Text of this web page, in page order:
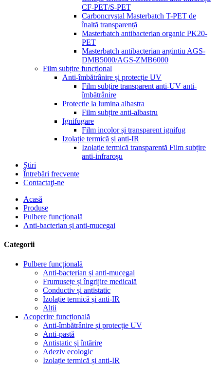
CF-PET/S-PET
Carboncrystal Masterbatch T-PET de
înaltă transparență
Masterbatch antibacterian organic PK20-
PET
Masterbatch antibacterian argintiu AGS-
DMB5000/AGS-ZMB6000
Film subțire funcțional
Anti-îmbătrânire și protecție UV
Film subțire transparent anti-UV anti-
îmbătrânire
Protectie la lumina albastra
Film subțire anti-albastru
Ignifugare
Film incolor și transparent ignifug
Izolație termică și anti-IR
Izolație termică transparentă Film subțire
anti-infraroșu
Știri
Întrebări frecvente
Contactaţi-ne
Acasă
Produse
Pulbere funcțională
Anti-bacterian și anti-mucegai
Categorii
Pulbere funcțională
Anti-bacterian și anti-mucegai
Frumusețe și îngrijire medicală
Conductiv și antistatic
Izolație termică și anti-IR
Alții
Acoperire funcțională
Anti-îmbătrânire și protecție UV
Anti-pastă
Antistatic și întărire
Adeziv ecologic
Izolație termică și anti-IR